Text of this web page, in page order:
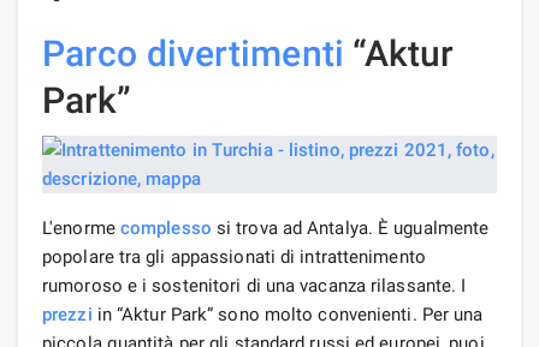
Parco divertimenti “Aktur
Park”
L'enorme complesso si trova ad Antalya. È ugualmente
popolare tra gli appassionati di intrattenimento
rumoroso e i sostenitori di una vacanza rilassante. I
prezzi in “Aktur Park” sono molto convenienti. Per una